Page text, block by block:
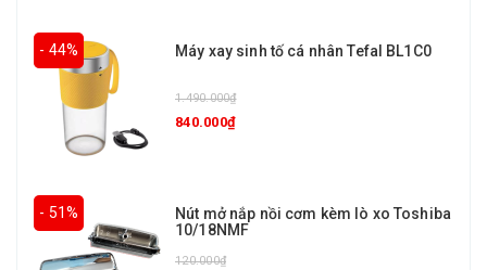
- 44% Máy xay sinh tố cá nhân Tefal BL1C0
1.490.000₫
840.000₫
- 51%
Nút mở nắp nồi cơm kèm lò xo Toshiba
10/18NMF
120.000₫